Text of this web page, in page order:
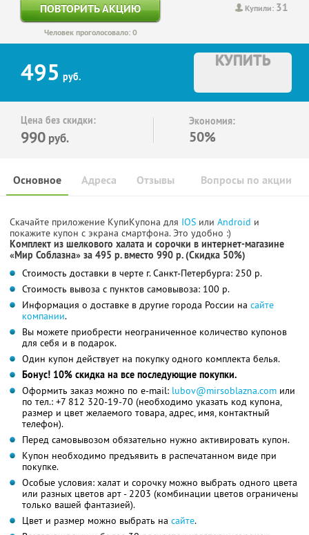
Купили: 31
ПОВТОРИТЬ АКЦИЮ
Человек проголосовало: 0
495 руб.
КУПИТЬ
Цена без скидки:
990 руб.
Экономия:
50%
Основное Отзывы Вопросы по акции
Адреса
Скачайте приложение КупиКупона для IOS или Android и
покажите купон с экрана смартфона. Это удобно :)
Комплект из шелкового халата и сорочки в интернет-магазине
«Мир Соблазна» за 495 р. вместо 990 р. (Cкидка 50%)
Стоимость доставки в черте г. Санкт-Петербурга: 250 р.
Стоимость вывоза с пунктов самовывоза: 100 р.
Информация о доставке в другие города России на сайте
компании.
Вы можете приобрести неограниченное количество купонов
для себя и в подарок.
Один купон действует на покупку одного комплекта белья.
Бонус! 10% скидка на все последующие покупки.
Оформить заказ можно по e-mail: lubov@mirsoblazna.com или
по тел.: +7 812 320-19-70 (необходимо указать код купона,
размер и цвет желаемого товара, адрес, имя, контактный
телефон).
Перед самовывозом обязательно нужно активировать купон.
Купон необходимо предъявить в распечатанном виде при
покупке.
Особые условия: халат и сорочку можно выбрать одного цвета
или разных цветов арт - 2203 (комбинации цветов ограничены
только вашей фантазией).
Цвет и размер можно выбрать на сайте.